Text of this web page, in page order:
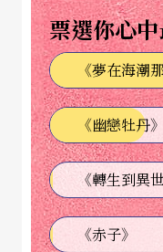
有，在當地非常具
輕，為檳城的表
及。
檳城大會堂
Penang City Hall
檳城大會堂是檳
票選你心
《夢在海潮
《幽戀牡丹》
《赤子》